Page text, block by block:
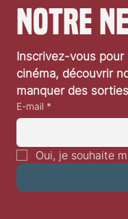
notre
Inscrivez-vous
cinéma, découvrir
manquer des
E-mail *
Oui, je souhaite